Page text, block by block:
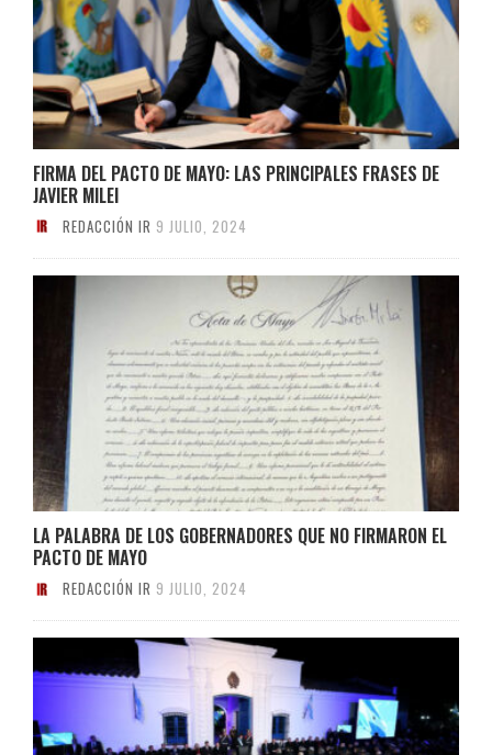
FIRMA DEL PACTO DE MAYO: LAS PRINCIPALES FRASES DE
JAVIER MILEI
REDACCIÓN IR 9 JULIO, 2024
LA PALABRA DE LOS GOBERNADORES QUE NO FIRMARON EL
PACTO DE MAYO
REDACCIÓN IR 9 JULIO, 2024